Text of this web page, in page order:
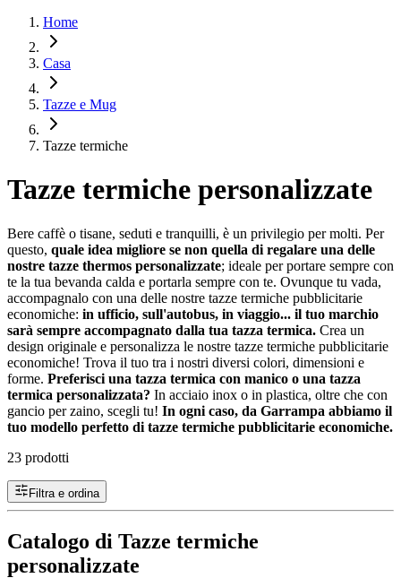
Home
Casa
Tazze e Mug
Tazze termiche
Tazze termiche personalizzate
Bere caffè o tisane, seduti e tranquilli, è un privilegio per molti. Per
questo, quale idea migliore se non quella di regalare una delle
nostre tazze thermos personalizzate; ideale per portare sempre con
te la tua bevanda calda e portarla sempre con te. Ovunque tu vada,
accompagnalo con una delle nostre tazze termiche pubblicitarie
economiche: in ufficio, sull'autobus, in viaggio... il tuo marchio
sarà sempre accompagnato dalla tua tazza termica. Crea un
design originale e personalizza le nostre tazze termiche pubblicitarie
economiche! Trova il tuo tra i nostri diversi colori, dimensioni e
forme. Preferisci una tazza termica con manico o una tazza
termica personalizzata? In acciaio inox o in plastica, oltre che con
gancio per zaino, scegli tu! In ogni caso, da Garrampa abbiamo il
tuo modello perfetto di tazze termiche pubblicitarie economiche.
23 prodotti
Filtra e ordina
Catalogo di Tazze termiche
personalizzate